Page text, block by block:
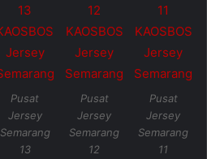
Pusat
Jersey
Semarang
13
Pusat
Jersey
Semarang
12
Pusat
Jersey
Semarang
11